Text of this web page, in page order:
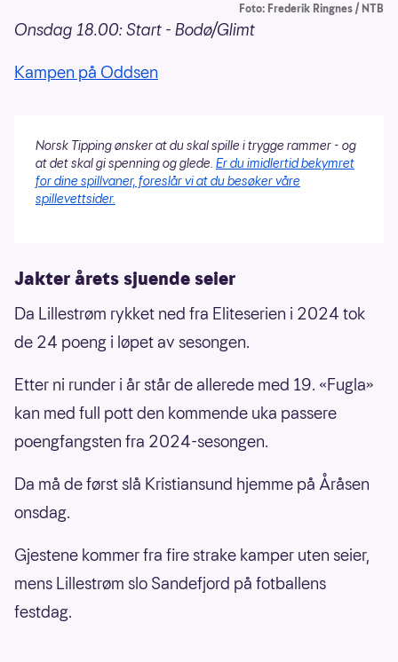
Foto: Frederik Ringnes / NTB
Onsdag 18.00: Start - Bodø/Glimt
Kampen på Oddsen
Norsk Tipping ønsker at du skal spille i trygge rammer - og
at det skal gi spenning og glede. Er du imidlertid bekymret
for dine spillvaner, foreslår vi at du besøker våre
spillevettsider.
Jakter årets sjuende seier
Da Lillestrøm rykket ned fra Eliteserien i 2024 tok
de 24 poeng i løpet av sesongen.
Etter ni runder i år står de allerede med 19. «Fugla»
kan med full pott den kommende uka passere
poengfangsten fra 2024-sesongen.
Da må de først slå Kristiansund hjemme på Åråsen
onsdag.
Gjestene kommer fra fire strake kamper uten seier,
mens Lillestrøm slo Sandefjord på fotballens
festdag.